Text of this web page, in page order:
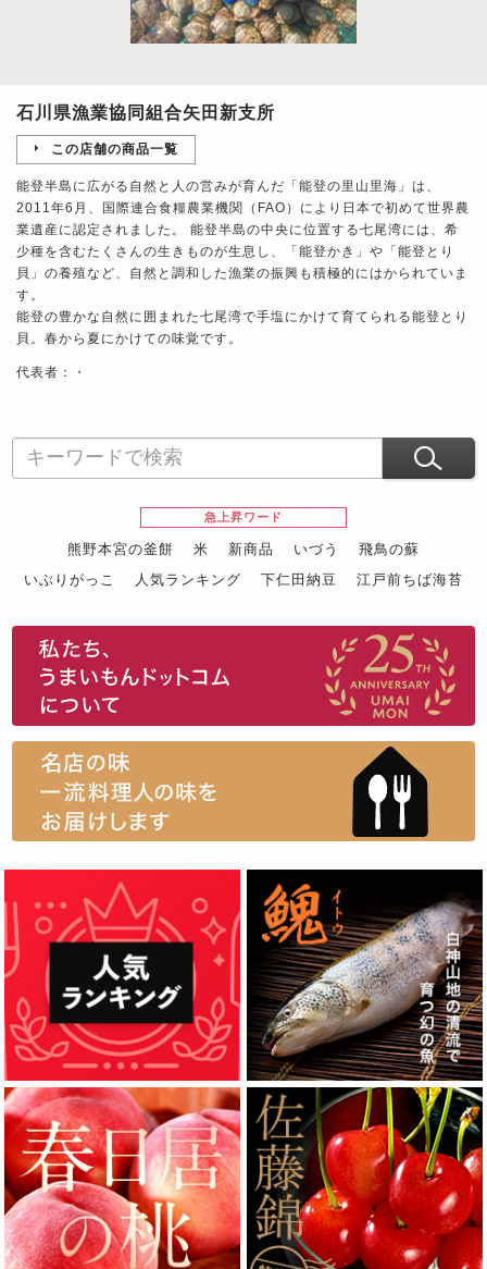
石川県漁業協同組合矢田新支所
この店舗の商品一覧
能登半島に広がる自然と人の営みが育んだ「能登の里山里海」は、
2011年6月、国際連合食糧農業機関（FAO）により日本で初めて世界農
業遺産に認定されました。 能登半島の中央に位置する七尾湾には、希
少種を含むたくさんの生きものが生息し、「能登かき」や「能登とり
貝」の養殖など、自然と調和した漁業の振興も積極的にはかられていま
す。
能登の豊かな自然に囲まれた七尾湾で手塩にかけて育てられる能登とり
貝。春から夏にかけての味覚です。
代表者：・
急上昇ワード
熊野本宮の釜餅 米 新商品 いづう
飛鳥の蘇
いぶりがっこ
人気ランキング 下仁田納豆
江戸前ちば海苔